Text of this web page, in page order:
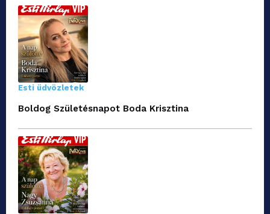
Esti üdvözletek
Boldog Születésnapot Boda Krisztina